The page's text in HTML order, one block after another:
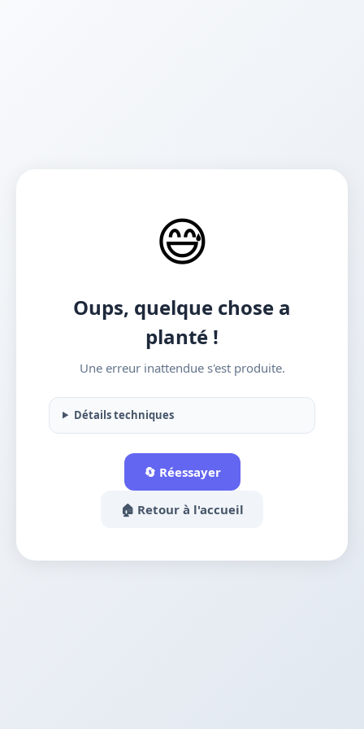
😅
Oups, quelque chose a
planté !
Une erreur inattendue s'est produite.
Détails techniques
🔄 Réessayer
🏠 Retour à l'accueil